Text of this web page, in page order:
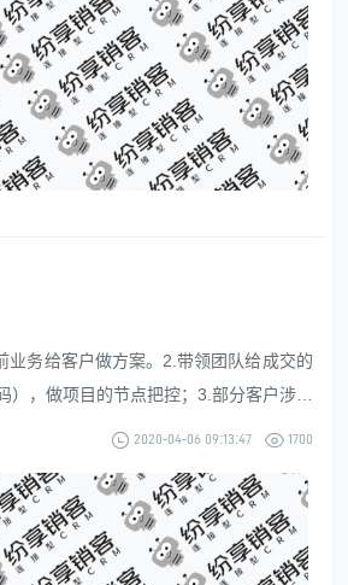
业务给客户做方案。2.带领团队给成交的
），做项目的节点把控；3.部分客户涉及
erp，BI等），需要进行系统集成，有些
点。要求：理解能力强，沟通能力好加
2020-04-06 09:13:47 1700